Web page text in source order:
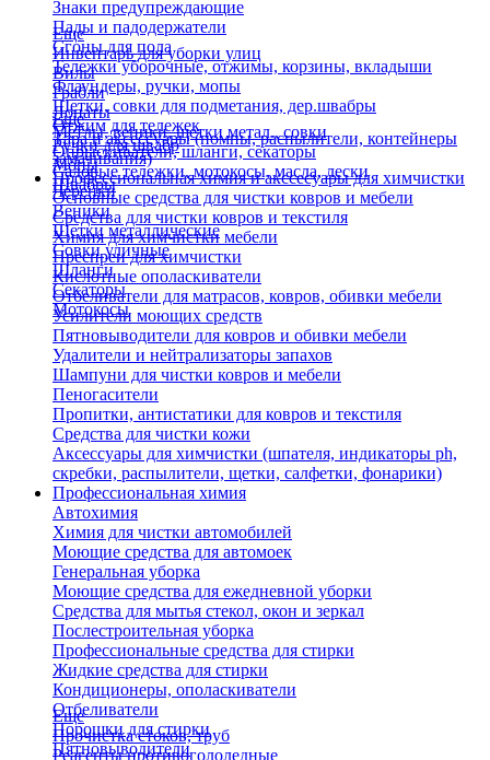
Знаки предупреждающие
Пады и падодержатели
Сгоны для пола
Тележки уборочные, отжимы, корзины, вкладыши
Флаундеры, ручки, мопы
Щетки, совки для подметания, дер.швабры
Отжим для тележек
Ручки для швабр
Мопы
Швабры
Еще
Инвентарь для уборки улиц
Вилы
Грабли
Лопаты
Метлы, веники, щетки метал., совки
Опрыскиватели, шланги, секаторы
Садовые тележки, мотокосы, масла, лески
Черенки
Веники
Щетки металлические
Совки уличные
Шланги
Секаторы
Мотокосы
Еще
Тара и аксессуары (помпы, распылители, контейнеры
замачивания)
Профессиональная химия и акссесуары для химчистки
Основные средства для чистки ковров и мебели
Средства для чистки ковров и текстиля
Химия для химчистки мебели
Преспреи для химчистки
Кислотные ополаскиватели
Отбеливатели для матрасов, ковров, обивки мебели
Усилители моющих средств
Пятновыводители для ковров и обивки мебели
Удалители и нейтрализаторы запахов
Шампуни для чистки ковров и мебели
Пеногасители
Пропитки, антистатики для ковров и текстиля
Средства для чистки кожи
Аксессуары для химчистки (шпателя, индикаторы ph,
скребки, распылители, щетки, салфетки, фонарики)
Профессиональная химия
Автохимия
Химия для чистки автомобилей
Моющие средства для автомоек
Генеральная уборка
Моющие средства для ежедневной уборки
Средства для мытья стекол, окон и зеркал
Послестроительная уборка
Профессиональные средства для стирки
Жидкие средства для стирки
Кондиционеры, ополаскиватели
Отбеливатели
Порошки для стирки
Пятновыводители
Еще
Прочистка стоков, труб
Реагенты противогололедные